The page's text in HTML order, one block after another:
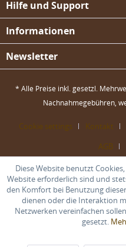
Hilfe und Support
Informationen
Newsletter
* Alle Preise inkl. gesetzl.
Nachnahmegebühren,
Cookie settings Kontakt
AGB
Diese Website benutzt
Website erforderlich sind und
den Komfort bei Benutzung
dienen oder die Interaktion
Netzwerken vereinfachen
gesetzt.